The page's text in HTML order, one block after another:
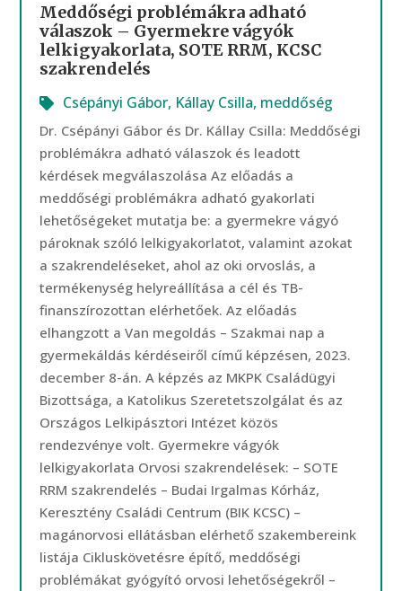
Meddőségi problémákra adható
válaszok – Gyermekre vágyók
lelkigyakorlata, SOTE RRM, KCSC
szakrendelés
Csépányi Gábor, Kállay Csilla, meddőség
Dr. Csépányi Gábor és Dr. Kállay Csilla: Meddőségi
problémákra adható válaszok és leadott
kérdések megválaszolása Az előadás a
meddőségi problémákra adható gyakorlati
lehetőségeket mutatja be: a gyermekre vágyó
pároknak szóló lelkigyakorlatot, valamint azokat
a szakrendeléseket, ahol az oki orvoslás, a
termékenység helyreállítása a cél és TB-
finanszírozottan elérhetőek. Az előadás
elhangzott a Van megoldás – Szakmai nap a
gyermekáldás kérdéseiről című képzésen, 2023.
december 8-án. A képzés az MKPK Családügyi
Bizottsága, a Katolikus Szeretetszolgálat és az
Országos Lelkipásztori Intézet közös
rendezvénye volt. Gyermekre vágyók
lelkigyakorlata Orvosi szakrendelések: – SOTE
RRM szakrendelés – Budai Irgalmas Kórház,
Keresztény Családi Centrum (BIK KCSC) –
magánorvosi ellátásban elérhető szakembereink
listája Cikluskövetésre építő, meddőségi
problémákat gyógyító orvosi lehetőségekről –